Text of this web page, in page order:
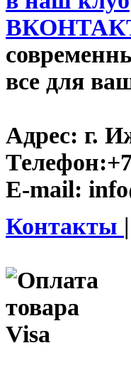
все для
Адрес: г.
Телефон:
E-mail:
Контакты |